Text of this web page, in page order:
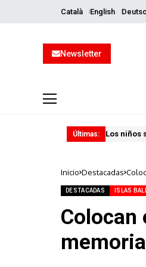
Català English
Newsletter
Últimas: Los niños
Inicio Destacadas
DESTACADAS ISLAS
Colocan